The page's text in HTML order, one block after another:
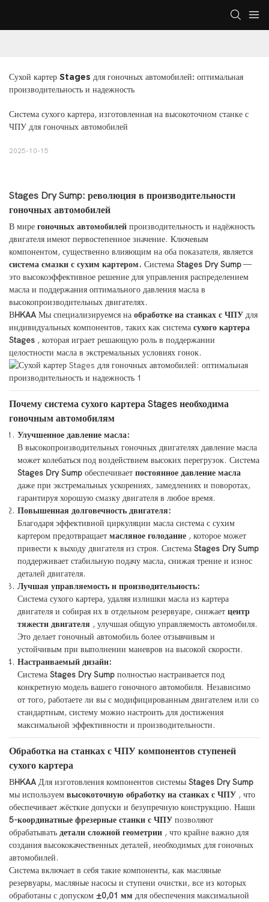
Сухой картер Stages для гоночных автомобилей: оптимальная
производительность и надежность
Система сухого картера, изготовленная на высокоточном станке с
ЧПУ для гоночных автомобилей
2025-10-15
Stages Dry Sump: революция в производительности
гоночных автомобилей
В мире гоночных автомобилей производительность и надёжность
двигателя имеют первостепенное значение. Ключевым
компонентом, существенно влияющим на оба показателя, является
система смазки с сухим картером. Система Stages Dry Sump—
это высокоэффективное решение для управления распределением
масла и поддержания оптимального давления масла в
высокопроизводительных двигателях.
ВHKAA Мы специализируемся на обработке на станках с ЧПУ для
индивидуальных компонентов, таких как система сухого картера
Stages , которая играет решающую роль в поддержании
целостности масла в экстремальных условиях гонок.
Почему система сухого картера Stages необходима
гоночным автомобилям
Улучшенное давление масла:
В высокопроизводительных гоночных двигателях давление масла
может колебаться под воздействием высоких перегрузок. Система
Stages Dry Sump обеспечивает постоянное давление масла
даже при экстремальных ускорениях, замедлениях и поворотах,
гарантируя хорошую смазку двигателя в любое время.
Повышенная долговечность двигателя:
Благодаря эффективной циркуляции масла система с сухим
картером предотвращает масляное голодание , которое может
привести к выходу двигателя из строя. Система Stages Dry Sump
поддерживает стабильную подачу масла, снижая трение и износ
деталей двигателя.
Лучшая управляемость и производительность:
Система сухого картера, удаляя излишки масла из картера
двигателя и собирая их в отдельном резервуаре, снижает центр
тяжести двигателя , улучшая общую управляемость автомобиля.
Это делает гоночный автомобиль более отзывчивым и
устойчивым при выполнении маневров на высокой скорости.
Настраиваемый дизайн:
Система Stages Dry Sump полностью настраивается под
конкретную модель вашего гоночного автомобиля. Независимо
от того, работаете ли вы с модифицированным двигателем или со
стандартным, систему можно настроить для достижения
максимальной эффективности и производительности.
Обработка на станках с ЧПУ компонентов ступеней
сухого картера
ВHKAA Для изготовления компонентов системы Stages Dry Sump
мы используем высокоточную обработку на станках с ЧПУ , что
обеспечивает жёсткие допуски и безупречную конструкцию. Наши
5-координатные фрезерные станки с ЧПУ позволяют
обрабатывать детали сложной геометрии , что крайне важно для
создания высококачественных деталей, необходимых для гоночных
автомобилей.
Система включает в себя такие компоненты, как масляные
резервуары, масляные насосы и ступени очистки, все из которых
обработаны с допуском ±0,01 мм для обеспечения максимальной